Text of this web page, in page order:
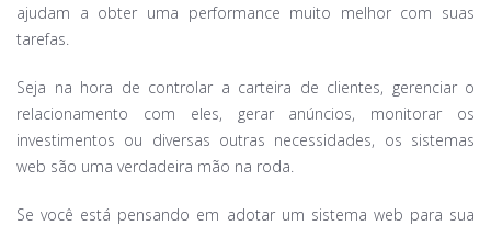
ajudam a obter uma performance muito melhor com suas
tarefas.
Seja na hora de controlar a carteira de clientes, gerenciar o
relacionamento com eles, gerar anúncios, monitorar os
investimentos ou diversas outras necessidades, os sistemas
web são uma verdadeira mão na roda.
Se você está pensando em adotar um sistema web para sua